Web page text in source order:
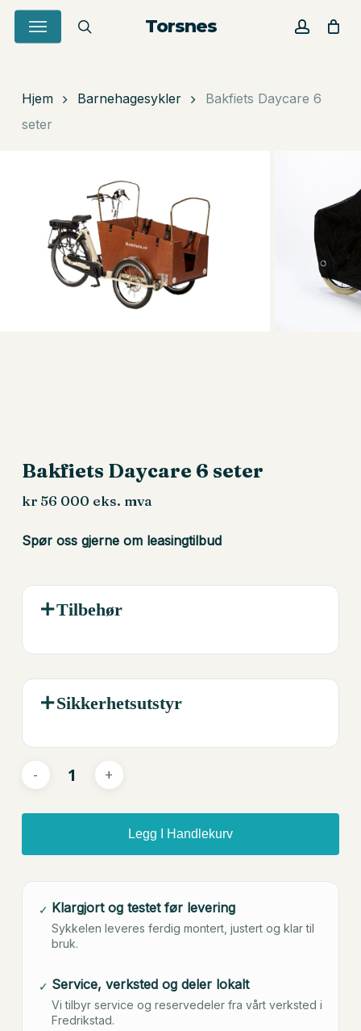
Skip
Torsnes
search account
Menu
Cart
Close
Hjem Barnehagesykler
Bakfiets Daycare 6
seter
Bakfiets Daycare 6 seter
kr56 000 eks. mva
Spør oss gjerne om leasingtilbud
Tilbehør
Sikkerhetsutstyr
Legg I Handlekurv
✓ Klargjort og testet før levering
Sykkelen leveres ferdig montert, justert og klar til
bruk.
✓ Service, verksted og deler lokalt
Vi tilbyr service og reservedeler fra vårt verksted i
Fredrikstad.